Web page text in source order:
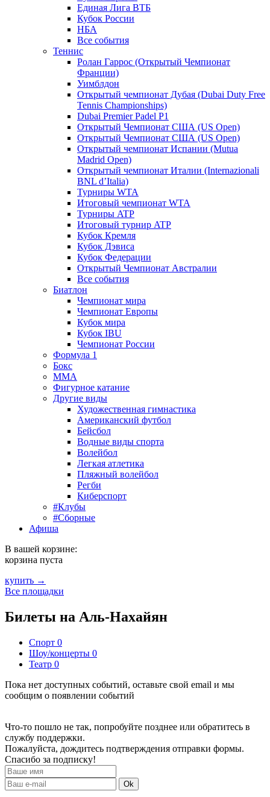
Единая Лига ВТБ
Кубок России
НБА
Все события
Теннис
Ролан Гаррос (Открытый Чемпионат
Франции)
Уимблдон
Открытый чемпионат Дубая (Dubai Duty Free
Tennis Championships)
Dubai Premier Padel P1
Открытый Чемпионат США (US Open)
Открытый Чемпионат США (US Open)
Открытый чемпионат Испании (Mutua
Madrid Open)
Открытый чемпионат Италии (Internazionali
BNL d’Italia)
Турниры WTA
Итоговый чемпионат WTA
Турниры ATP
Итоговый турнир ATP
Кубок Кремля
Кубок Дэвиса
Кубок Федерации
Открытый Чемпионат Австралии
Все события
Биатлон
Чемпионат мира
Чемпионат Европы
Кубок мира
Кубок IBU
Чемпионат России
Формула 1
Бокс
MMA
Фигурное катание
Другие виды
Художественная гимнастика
Американский футбол
Бейсбол
Водные виды спорта
Волейбол
Легкая атлетика
Пляжный волейбол
Регби
Киберспорт
#Клубы
#Сборные
Афиша
В вашей корзине:
корзина пуста
купить →
Все площадки
Билеты на Аль-Нахайян
Спорт 0
Шоу/концерты 0
Театр 0
Пока нет доступных событий, оставьте свой email и мы
сообщим о появлении событий
Что-то пошло не так, попробуйте позднее или обратитесь в
службу поддержки.
Пожалуйста, дождитесь подтверждения отправки формы.
Спасибо за подписку!
Ok